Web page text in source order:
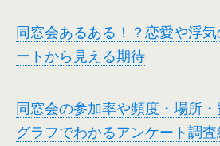
同窓会あるある！？恋愛や浮
ートから見える期待
同窓会の参加率や頻度・場所
グラフでわかるアンケート調